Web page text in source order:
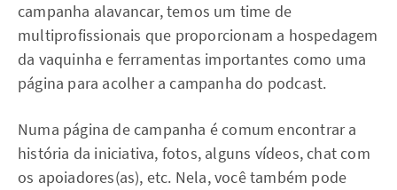
campanha alavancar, temos um time de
multiprofissionais que proporcionam a hospedagem
da vaquinha e ferramentas importantes como uma
página para acolher a campanha do podcast.
Numa página de campanha é comum encontrar a
história da iniciativa, fotos, alguns vídeos, chat com
os apoiadores(as), etc. Nela, você também pode